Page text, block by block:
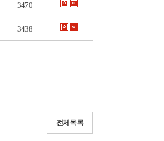
3470
3438
전체목록